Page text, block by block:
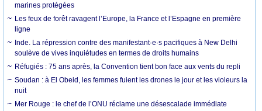
marines protégées
Les feux de forêt ravagent l’Europe, la France et l’Espagne en première
ligne
Inde. La répression contre des manifestant·e·s pacifiques à New Delhi
soulève de vives inquiétudes en termes de droits humains
Réfugiés : 75 ans après, la Convention tient bon face aux vents du repli
Soudan : à El Obeid, les femmes fuient les drones le jour et les violeurs la
nuit
Mer Rouge : le chef de l’ONU réclame une désescalade immédiate